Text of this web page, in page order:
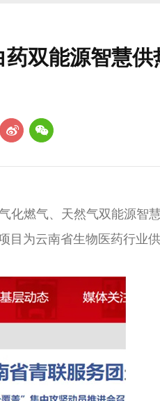
双能源智慧供
燃气、天然气双能源智
目为云南省生物医药行业